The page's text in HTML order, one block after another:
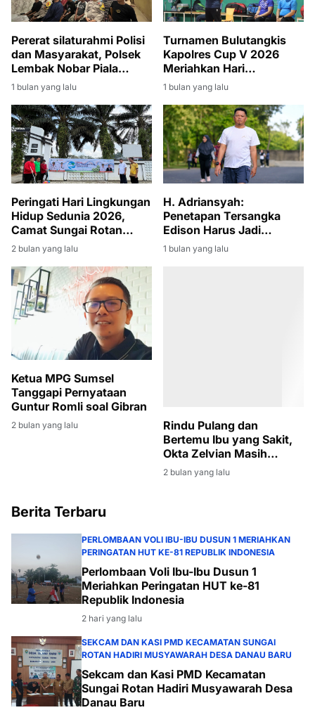
Pererat silaturahmi Polisi
dan Masyarakat, Polsek
Lembak Nobar Piala
Dunia 2026
1 bulan yang lalu
Turnamen Bulutangkis
Kapolres Cup V 2026
Meriahkan Hari
Bhayangkara ke-80
1 bulan yang lalu
Peringati Hari Lingkungan
Hidup Sedunia 2026,
Camat Sungai Rotan
Pimpin Giat Jumat Bersih
di Lingkungan Kantor
Kecamatan
2 bulan yang lalu
H. Adriansyah:
Penetapan Tersangka
Edison Harus Jadi
Momentum Bersih-Bersih
Korupsi di Muara Enim
1 bulan yang lalu
Ketua MPG Sumsel
Tanggapi Pernyataan
Guntur Romli soal Gibran
2 bulan yang lalu
Rindu Pulang dan
Bertemu Ibu yang Sakit,
Okta Zelvian Masih
Menanti Kepulangan dari
Kamboja
2 bulan yang lalu
Berita Terbaru
PERLOMBAAN VOLI IBU-IBU DUSUN 1 MERIAHKAN
PERINGATAN HUT KE-81 REPUBLIK INDONESIA
Perlombaan Voli Ibu-Ibu Dusun 1
Meriahkan Peringatan HUT ke-81
Republik Indonesia
2 hari yang lalu
SEKCAM DAN KASI PMD KECAMATAN SUNGAI
ROTAN HADIRI MUSYAWARAH DESA DANAU BARU
Sekcam dan Kasi PMD Kecamatan
Sungai Rotan Hadiri Musyawarah Desa
Danau Baru